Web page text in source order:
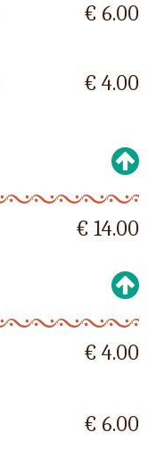
€ 6.00
€ 4.00
€ 14.00
€ 4.00
€ 6.00